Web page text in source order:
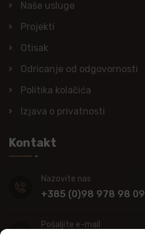
Naše usluge
Projekti
Otisak
Odricanje od odgovornosti
Politika kolačića
Izjava o privatnosti
Kontakt
Nazovite nas
+385 (0)98 978 98 09
Pošaljite e-mail